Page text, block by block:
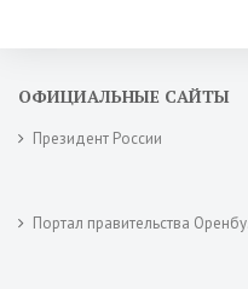
ОФИЦИАЛЬНЫЕ САЙТЫ
Президент России
Портал правительства Оренбургской области